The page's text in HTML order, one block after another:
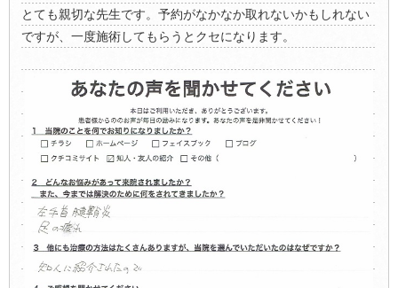
とても親切な先生です。予約がなかなか取れないかもしれない
ですが、一度施術してもらうとクセになります。